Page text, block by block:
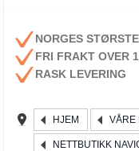
NORGES
FRI FRAKT OVER
RASK LEVERING
HJEM VÅRE
NETTBUTIKK